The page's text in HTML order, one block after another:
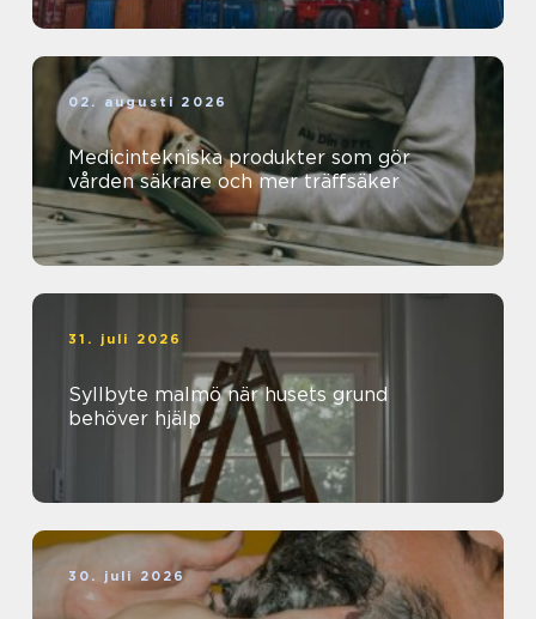
02. augusti 2026
Medicintekniska produkter som gör
vården säkrare och mer träffsäker
31. juli 2026
Syllbyte malmö när husets grund
behöver hjälp
30. juli 2026